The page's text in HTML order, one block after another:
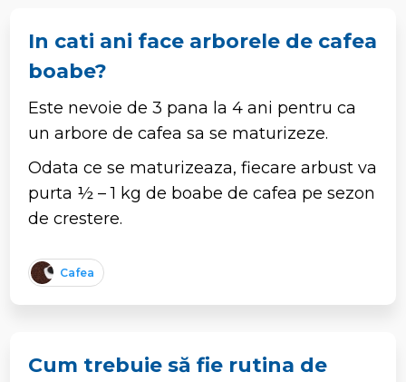
In cati ani face arborele de cafea
boabe?
Este nevoie de 3 pana la 4 ani pentru ca
un arbore de cafea sa se maturizeze.
Odata ce se maturizeaza, fiecare arbust va
purta ½ – 1 kg de boabe de cafea pe sezon
de crestere.
Cafea
Cum trebuie să fie rutina de